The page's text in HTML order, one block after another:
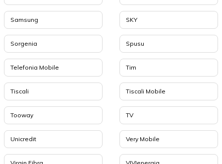
Samsung SKY
Sorgenia Spusu
Telefonia Mobile Tim
Tiscali Tiscali Mobile
Tooway TV
Unicredit Very Mobile